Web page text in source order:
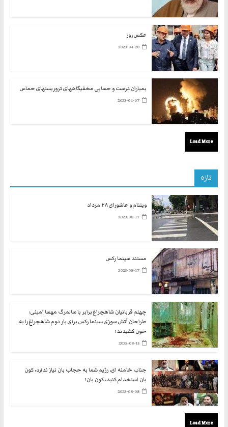
عکس روز
2023-04-20
بمباران درست و حسابی مخفیگاههای تروریستهای حماس
2023-04-07
Load More
تازه
ویتنام و عاشورای ۲۸ مرداد
2023-08-17
مستند سینما رکس
2023-08-17
چهلم قربانیان شاهچراغ برابر با سالمرگ مهسا امینی؛
طراحان آتش سوزی سینما رکس برای بار دوم شاهچراغ را به
خون کشیدند!
2023-08-15
جناب خامنه ای، رژیم شما به حجاب بان نیاز ندارد، کون
بان استخدام کنید، کون بان!
2023-08-08
Load More